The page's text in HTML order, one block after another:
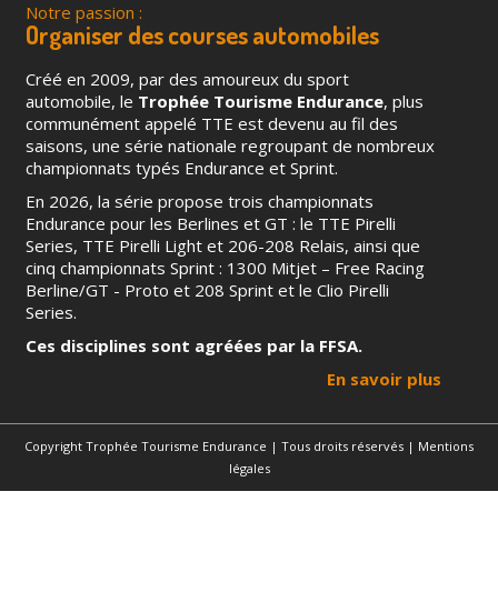
Notre passion :
Organiser des courses automobiles
Créé en 2009, par des amoureux du sport
automobile, le Trophée Tourisme Endurance, plus
communément appelé TTE est devenu au fil des
saisons, une série nationale regroupant de nombreux
championnats typés Endurance et Sprint.
En 2026, la série propose trois championnats
Endurance pour les Berlines et GT : le TTE Pirelli
Series, TTE Pirelli Light et 206-208 Relais, ainsi que
cinq championnats Sprint : 1300 Mitjet – Free Racing
Berline/GT - Proto et 208 Sprint et le Clio Pirelli
Series.
Ces disciplines sont agréées par la FFSA.
En savoir plus
Copyright Trophée Tourisme Endurance | Tous droits réservés | Mentions
légales